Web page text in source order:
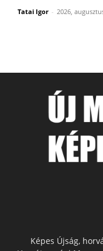
Tatai Igor - 2026,
Képes Újság,